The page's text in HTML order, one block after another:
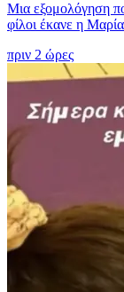
Μια εξομολόγηση
φίλοι έκανε η
πριν 2 ώρες